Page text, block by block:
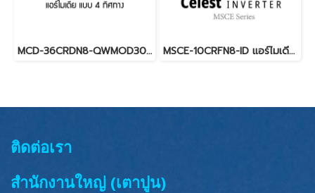
MCD-36CRDN8-QWMOD30-36CFN8-RW (3เฟส/380V.) Midea รุ่นฝังในฝ้ากระจายลมรอบทิศทาง Inverter น้ำยา R32 พร้อมบริการติดตั้ง MSCE-10CRFN8-ID แอร์ไมเดีย Midea Celest INVERTER ระบบอินเวอร์เตอร์ น้ำยา R32 9360 BTU. พร้อมบริการติดตั้ง
ติดต่อเรา
สำนักงานใหญ่ (เตาปูน)